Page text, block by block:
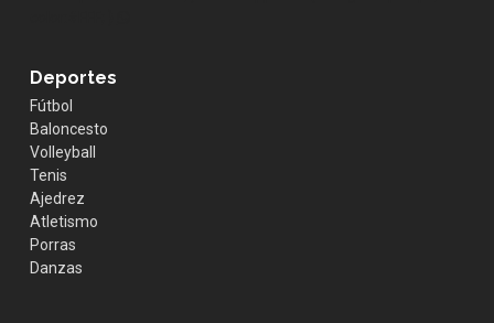
Deportes
Fútbol
Baloncesto
Volleyball
Tenis
Ajedrez
Atletismo
Porras
Danzas